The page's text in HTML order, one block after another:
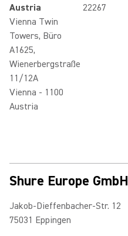
Austria
Vienna Twin
Towers, Büro
A1625,
Wienerbergstraße
11/12A
Vienna - 1100
Austria
22267
Shure Europe GmbH
Jakob-Dieffenbacher-Str. 12
75031 Eppingen